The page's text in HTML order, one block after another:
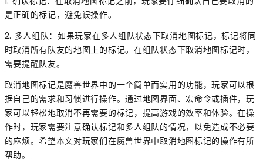
是正确的标记，避免误操作。
2. 多人组队：如果玩家在多人组队状态下取消地图标记，标记将同
时取消所有队友的地图上的标记。在组队状态下取消地图标记时，
需要提醒队友。
取消地图标记是魔兽世界中的一个简单而实用的功能，玩家可以根
据自己的需求和习惯进行操作。通过地图界面、宏命令或插件，玩
家可以轻松地取消不再需要的标记，提高游戏的效率和体验。在操
作时，玩家需要注意确认标记和多人组队的情况，以免造成不必要
的麻烦。希望本文对玩家们在魔兽世界中取消地图标记的操作有所
帮助。